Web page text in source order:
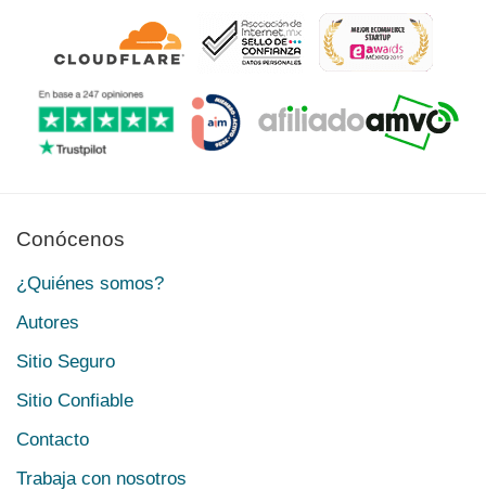
Conócenos
¿Quiénes somos?
Autores
Sitio Seguro
Sitio Confiable
Contacto
Trabaja con nosotros